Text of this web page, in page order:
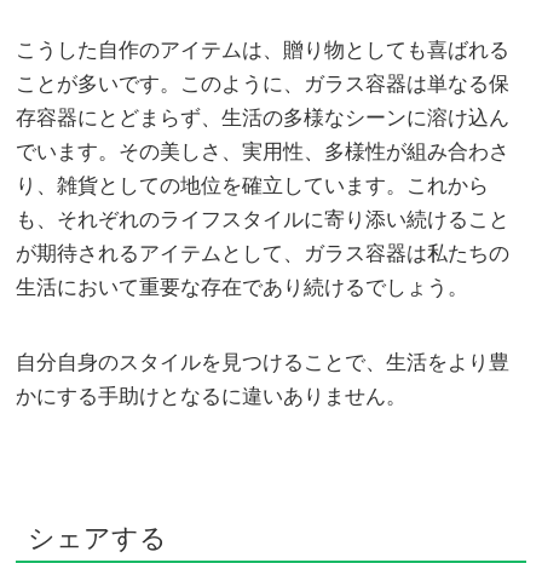
こうした自作のアイテムは、贈り物としても喜ばれる
ことが多いです。このように、ガラス容器は単なる保
存容器にとどまらず、生活の多様なシーンに溶け込ん
でいます。その美しさ、実用性、多様性が組み合わさ
り、雑貨としての地位を確立しています。これから
も、それぞれのライフスタイルに寄り添い続けること
が期待されるアイテムとして、ガラス容器は私たちの
生活において重要な存在であり続けるでしょう。
自分自身のスタイルを見つけることで、生活をより豊
かにする手助けとなるに違いありません。
シェアする